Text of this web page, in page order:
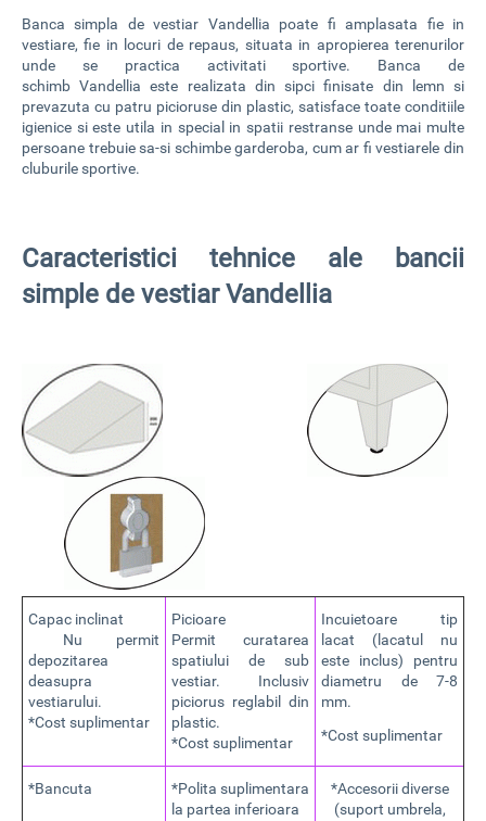
Banca simpla de vestiar Vandellia poate fi amplasata fie in
vestiare, fie in locuri de repaus, situata in apropierea terenurilor
unde se practica activitati sportive. Banca de
schimb Vandellia este realizata din sipci finisate din lemn si
prevazuta cu patru picioruse din plastic, satisface toate conditiile
igienice si este utila in special in spatii restranseunde mai multe
persoane trebuie sa-si schimbe garderoba, cum ar fi vestiarele din
cluburile sportive.
Caracteristici tehnice ale bancii
simple de vestiar Vandellia
Capac inclinat
Nu permit
depozitarea
deasupra
vestiarului.
*Cost suplimentar
Picioare
Permit curatarea
spatiului de sub
vestiar. Inclusiv
piciorus reglabil din
plastic.
*Cost suplimentar
Incuietoare tip
lacat (lacatul nu
este inclus) pentru
diametru de 7-8
mm.
*Cost suplimentar
*Bancuta
*Polita suplimentara
la partea inferioara
*Accesorii diverse
(suport umbrela,